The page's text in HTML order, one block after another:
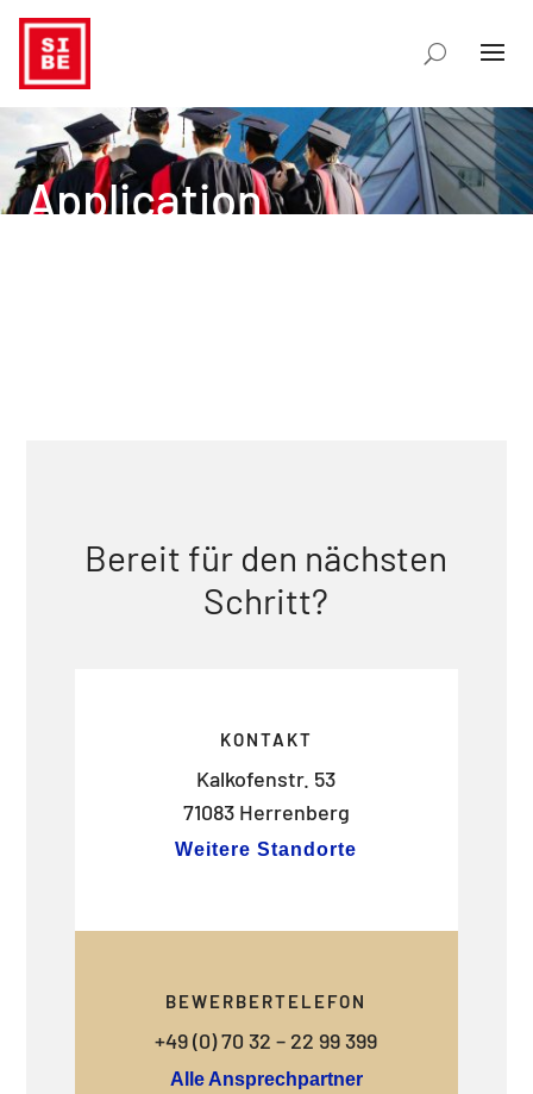
Application
Bereit für den nächsten
Schritt?
KONTAKT
Kalkofenstr. 53
71083 Herrenberg
Weitere Standorte
BEWERBERTELEFON
+49 (0) 70 32 – 22 99 399
Alle Ansprechpartner